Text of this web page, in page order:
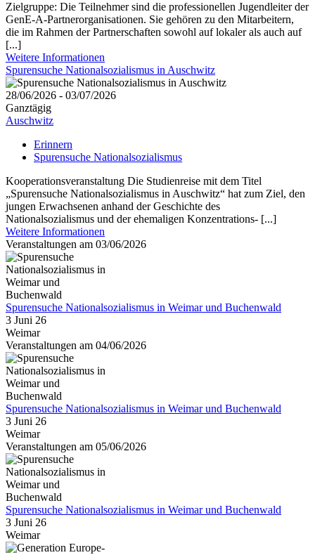
Zielgruppe: Die Teilnehmer sind die professionellen Jugendleiter der
GenE-A-Partnerorganisationen. Sie gehören zu den Mitarbeitern,
die im Rahmen der Partnerschaften sowohl auf lokaler als auch auf
[...]
Weitere Informationen
Spurensuche Nationalsozialismus in Auschwitz
28/06/2026 - 03/07/2026
Ganztägig
Auschwitz
Erinnern
Spurensuche Nationalsozialismus
Kooperationsveranstaltung Die Studienreise mit dem Titel
„Spurensuche Nationalsozialismus in Auschwitz“ hat zum Ziel, den
jungen Erwachsenen anhand der Geschichte des
Nationalsozialismus und der ehemaligen Konzentrations- [...]
Weitere Informationen
Veranstaltungen am 03/06/2026
Spurensuche Nationalsozialismus in Weimar und Buchenwald
3 Juni 26
Weimar
Veranstaltungen am 04/06/2026
Spurensuche Nationalsozialismus in Weimar und Buchenwald
3 Juni 26
Weimar
Veranstaltungen am 05/06/2026
Spurensuche Nationalsozialismus in Weimar und Buchenwald
3 Juni 26
Weimar